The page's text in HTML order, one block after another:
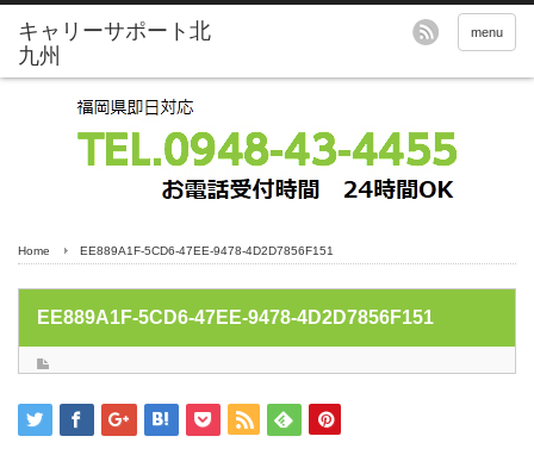
menu
Home EE889A1F-5CD6-47EE-9478-4D2D7856F151
EE889A1F-5CD6-47EE-9478-4D2D7856F151